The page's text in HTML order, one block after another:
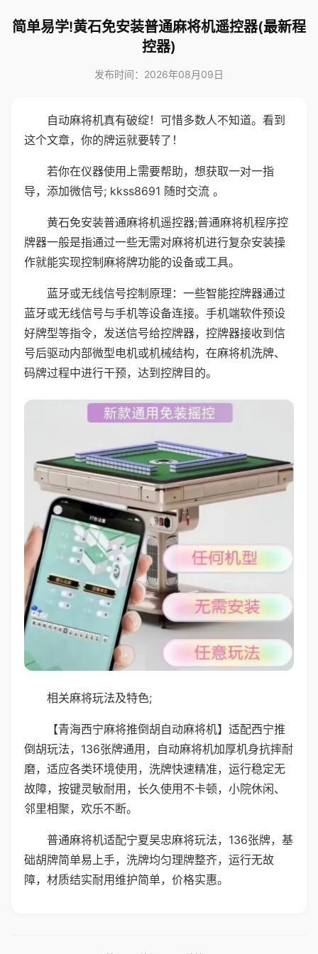
简单易学!黄石免安装普通麻将机遥控器(最新程
控器)
发布时间：2026年08月09日
自动麻将机真有破绽！可惜多数人不知道。看到
这个文章，你的牌运就要转了！
若你在仪器使用上需要帮助，想获取一对一指
导，添加微信号; kkss8691 随时交流 。
黄石免安装普通麻将机遥控器;普通麻将机程序控
牌器一般是指通过一些无需对麻将机进行复杂安装操
作就能实现控制麻将牌功能的设备或工具。
蓝牙或无线信号控制原理：一些智能控牌器通过
蓝牙或无线信号与手机等设备连接。手机端软件预设
好牌型等指令，发送信号给控牌器，控牌器接收到信
号后驱动内部微型电机或机械结构，在麻将机洗牌、
码牌过程中进行干预，达到控牌目的。
相关麻将玩法及特色;
【青海西宁麻将推倒胡自动麻将机】适配西宁推
倒胡玩法，136张牌通用，自动麻将机加厚机身抗摔耐
磨，适应各类环境使用，洗牌快速精准，运行稳定无
故障，按键灵敏耐用，长久使用不卡顿，小院休闲、
邻里相聚，欢乐不断。
普通麻将机适配宁夏吴忠麻将玩法，136张牌，基
础胡牌简单易上手，洗牌均匀理牌整齐，运行无故
障，材质结实耐用维护简单，价格实惠。